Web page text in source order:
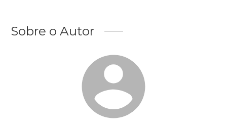
Sobre o Autor